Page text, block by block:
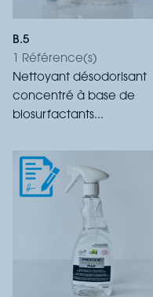
B.5
1 Référence(s)
Nettoyant désodorisant
concentré à base de
biosurfactants...